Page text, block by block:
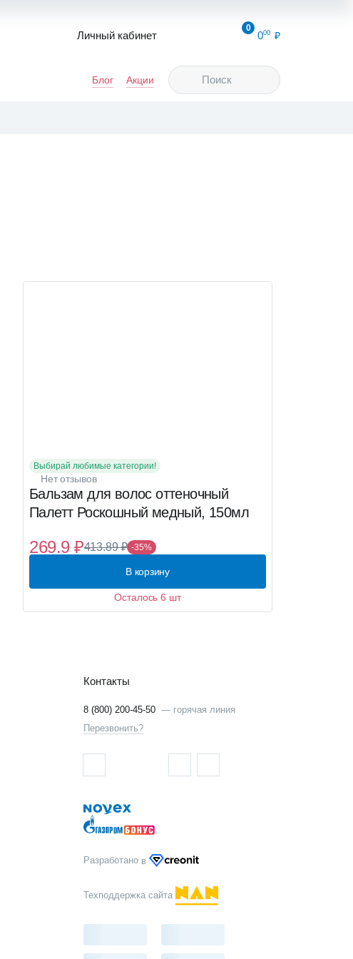
Личный кабинет
0
000
Блог Акции
Выбирай любимые категории!
Нет отзывов
Бальзам для волос оттеночный
Палетт Роскошный медный, 150мл
269.9 ₽413.89 ₽ -35%
В корзину
Осталось 6 шт
Контакты
8 (800) 200-45-50 — горячая линия
Перезвонить?
Разработано в
Техподдержка сайта